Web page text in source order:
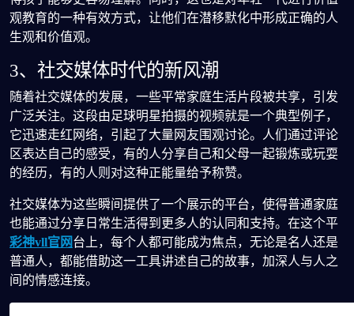
观教育的一种有效方式，让他们在潜移默化中形成正确的人
生观和价值观。
3、社交媒体时代的新风潮
随着社交媒体的发展，一些平常家庭生活片段被共享，引发
广泛关注。这段由足球明星拍摄的视频就是一个典型例子，
它迅速走红网络，引起了大量网友围观讨论。人们通过评论
区表达自己的感受，有的人分享自己和父母一起锻炼或玩耍
的经历，有的人则对这种正能量给予称赞。
社交媒体为这些瞬间提供了一个展示的平台，使得普通家庭
也能通过分享日常生活得到更多人的认同和支持。在这个平
彩神vll官网台上，每个人都可能成为焦点，无论是名人还是
普通人，都能借助这一工具讲述自己的故事，加深人与人之
间的情感连接。